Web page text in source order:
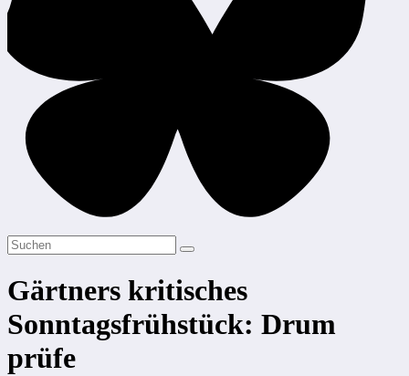
Gärtners kritisches
Sonntagsfrühstück: Drum
prüfe